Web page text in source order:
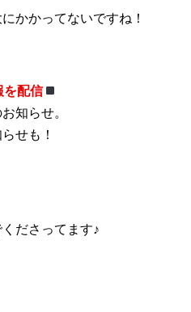
かかってないですね！
を配信
知らせ。
せも！
ださってます♪